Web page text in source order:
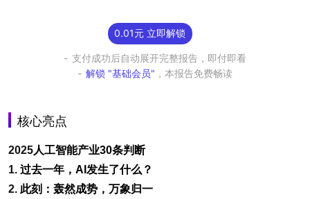
0.01元 立即解锁
支付成功后自动展开完整报告，即付即看
解锁 "基础会员" ，本报告免费畅读
核心亮点
2025人工智能产业30条判断
1. 过去一年，AI发生了什么？
2. 此刻：轰然成势，万象归一